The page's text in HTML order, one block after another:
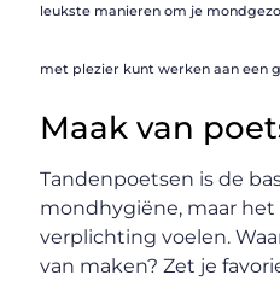
leukste manieren om je
met plezier kunt werken aan een
Maak van
Tandenpoetsen is de
mondhygiëne, maar het
verplichting voelen.
van maken? Zet je